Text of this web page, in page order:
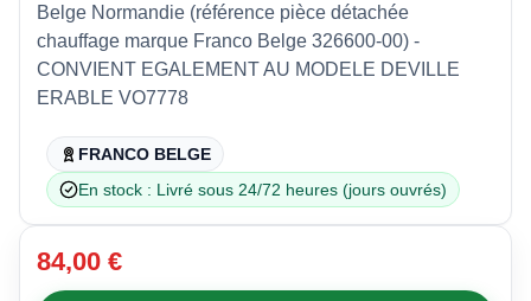
Belge Normandie (référence pièce détachée
chauffage marque Franco Belge 326600-00) -
CONVIENT EGALEMENT AU MODELE DEVILLE
ERABLE VO7778
FRANCO BELGE
En stock : Livré sous 24/72 heures (jours ouvrés)
84,00 €